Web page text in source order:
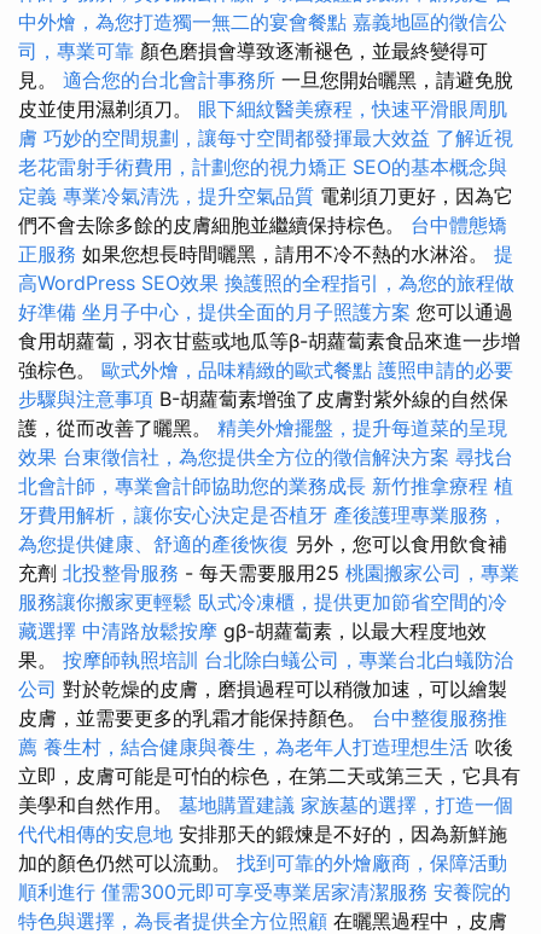
中外燴，為您打造獨一無二的宴會餐點 嘉義地區的徵信公
司，專業可靠 顏色磨損會導致逐漸褪色，並最終變得可
見。 適合您的台北會計事務所 一旦您開始曬黑，請避免脫
皮並使用濕剃須刀。 眼下細紋醫美療程，快速平滑眼周肌
膚 巧妙的空間規劃，讓每寸空間都發揮最大效益 了解近視
老花雷射手術費用，計劃您的視力矯正 SEO的基本概念與
定義 專業冷氣清洗，提升空氣品質 電剃須刀更好，因為它
們不會去除多餘的皮膚細胞並繼續保持棕色。 台中體態矯
正服務 如果您想長時間曬黑，請用不冷不熱的水淋浴。 提
高WordPress SEO效果 換護照的全程指引，為您的旅程做
好準備 坐月子中心，提供全面的月子照護方案 您可以通過
食用胡蘿蔔，羽衣甘藍或地瓜等β-胡蘿蔔素食品來進一步增
強棕色。 歐式外燴，品味精緻的歐式餐點 護照申請的必要
步驟與注意事項 Β-胡蘿蔔素增強了皮膚對紫外線的自然保
護，從而改善了曬黑。 精美外燴擺盤，提升每道菜的呈現
效果 台東徵信社，為您提供全方位的徵信解決方案 尋找台
北會計師，專業會計師協助您的業務成長 新竹推拿療程 植
牙費用解析，讓你安心決定是否植牙 產後護理專業服務，
為您提供健康、舒適的產後恢復 另外，您可以食用飲食補
充劑 北投整骨服務 - 每天需要服用25 桃園搬家公司，專業
服務讓你搬家更輕鬆 臥式冷凍櫃，提供更加節省空間的冷
藏選擇 中清路放鬆按摩 gβ-胡蘿蔔素，以最大程度地效
果。 按摩師執照培訓 台北除白蟻公司，專業台北白蟻防治
公司 對於乾燥的皮膚，磨損過程可以稍微加速，可以繪製
皮膚，並需要更多的乳霜才能保持顏色。 台中整復服務推
薦 養生村，結合健康與養生，為老年人打造理想生活 吹後
立即，皮膚可能是可怕的棕色，在第二天或第三天，它具有
美學和自然作用。 墓地購置建議 家族墓的選擇，打造一個
代代相傳的安息地 安排那天的鍛煉是不好的，因為新鮮施
加的顏色仍然可以流動。 找到可靠的外燴廠商，保障活動
順利進行 僅需300元即可享受專業居家清潔服務 安養院的
特色與選擇，為長者提供全方位照顧 在曬黑過程中，皮膚